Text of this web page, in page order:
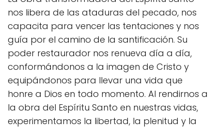
nos libera de las ataduras del pecado, nos
capacita para vencer las tentaciones y nos
guía por el camino de la santificación. Su
poder restaurador nos renueva día a día,
conformándonos a la imagen de Cristo y
equipándonos para llevar una vida que
honre a Dios en todo momento. Al rendirnos a
la obra del Espíritu Santo en nuestras vidas,
experimentamos la libertad, la plenitud y la